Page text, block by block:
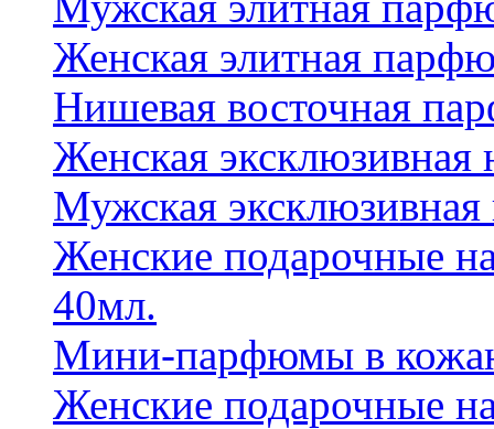
Женская элитная
Нишевая восточная
Женская
Мужская
Женские подарочные
40мл.
Мини-парфюмы в
Женские подарочные